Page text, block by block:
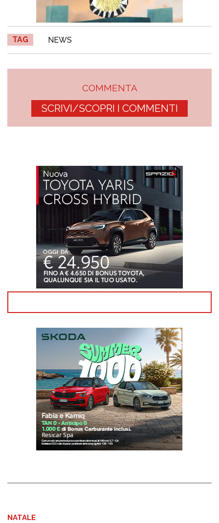
TAG NEWS
COMMENTA
SCRIVI/SCOPRI I COMMENTI
NATALE